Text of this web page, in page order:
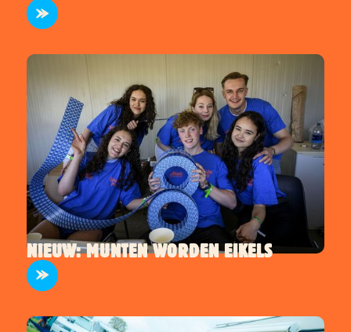
INFO
NIEUW: MUNTEN WORDEN EIKELS